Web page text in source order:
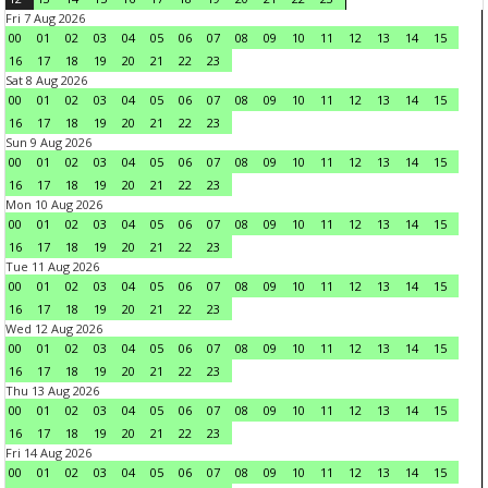
Fri 7 Aug 2026
00
01 02 03 04 05 06 07 08 09 10 11 12 13 14
15
16
17 18 19 20 21 22
23
Sat 8 Aug 2026
00
01 02 03 04 05 06 07 08 09 10 11 12 13 14
15
16
17 18 19 20 21 22
23
Sun 9 Aug 2026
00
01 02 03 04 05 06 07 08 09 10 11 12 13 14
15
16
17 18 19 20 21 22
23
Mon 10 Aug 2026
00
01 02 03 04 05 06 07 08 09 10 11 12 13 14
15
16
17 18 19 20 21 22
23
Tue 11 Aug 2026
00
01 02 03 04 05 06 07 08 09 10 11 12 13 14
15
16
17 18 19 20 21 22
23
Wed 12 Aug 2026
00
01 02 03 04 05 06 07 08 09 10 11 12 13 14
15
16
17 18 19 20 21 22
23
Thu 13 Aug 2026
00
01 02 03 04 05 06 07 08 09 10 11 12 13 14
15
16
17 18 19 20 21 22
23
Fri 14 Aug 2026
00
01 02 03 04 05 06 07 08 09 10 11 12 13 14
15